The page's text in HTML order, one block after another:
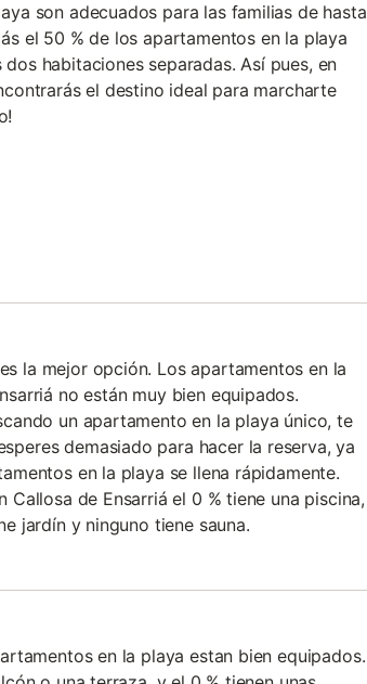
son adecuados para las familias de hasta
el 50 % de los apartamentos en la playa
habitaciones separadas. Así pues, en
el destino ideal para marcharte
la mejor opción. Los apartamentos en la
no están muy bien equipados.
un apartamento en la playa único, te
demasiado para hacer la reserva, ya
en la playa se llena rápidamente.
Callosa de Ensarriá el 0 % tiene una piscina,
jardín y ninguno tiene sauna.
en la playa estan bien equipados.